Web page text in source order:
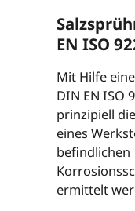
EN ISO
Mit Hilfe
DIN EN ISO
prinzipiell
eines
befindlichen
ermittelt